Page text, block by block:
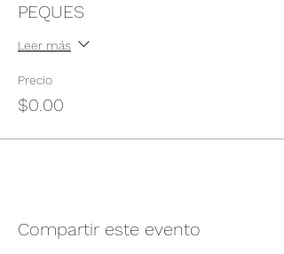
PEQUES
Leer más
Precio
$0.00
Compartir este evento